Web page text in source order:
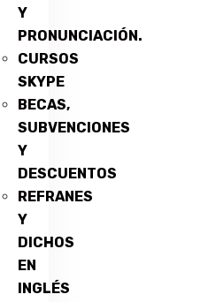
Y
PRONUNCIACIÓN.
CURSOS
SKYPE
BECAS,
SUBVENCIONES
Y
DESCUENTOS
REFRANES
Y
DICHOS
EN
INGLÉS